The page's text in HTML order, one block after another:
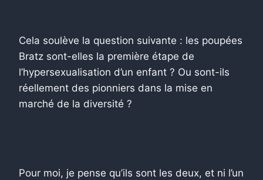
Cela soulève la question suivante : les poupées
Bratz sont-elles la première étape de
l’hypersexualisation d’un enfant ? Ou sont-ils
réellement des pionniers dans la mise en
marché de la diversité ?
Pour moi, je pense qu’ils sont les deux, et ni l’un